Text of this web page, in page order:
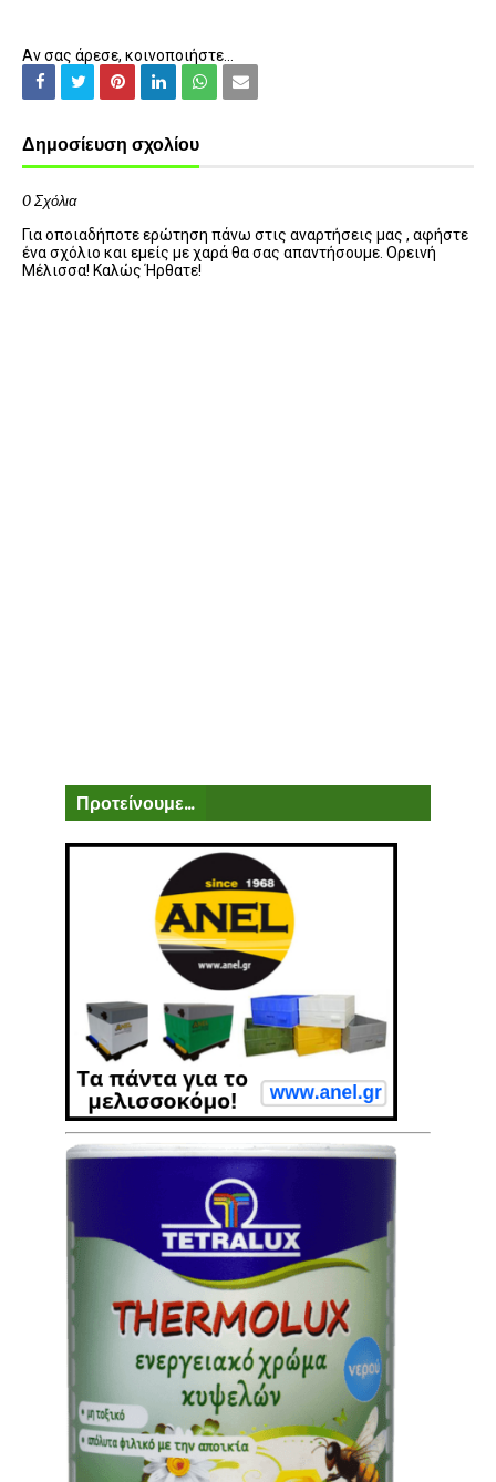
Αν σας άρεσε, κοινοποιήστε...
Δημοσίευση σχολίου
0 Σχόλια
Για οποιαδήποτε ερώτηση πάνω στις αναρτήσεις μας , αφήστε
ένα σχόλιο και εμείς με χαρά θα σας απαντήσουμε. Ορεινή
Μέλισσα! Καλώς Ήρθατε!
Προτείνουμε...